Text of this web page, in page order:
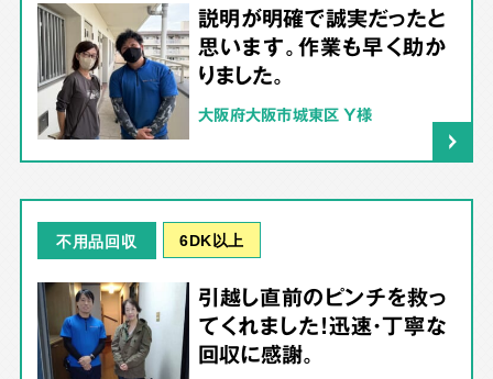
説明が明確で誠実だったと
思います。作業も早く助か
りました。
大阪府大阪市城東区 Y様
不用品回収 6DK以上
引越し直前のピンチを救っ
てくれました！迅速・丁寧な
回収に感謝。